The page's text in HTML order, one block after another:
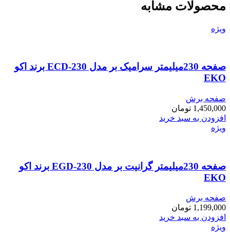
محصولات مشابه
ویژه
صفحه 230میلیمتر سرامیک بر مدل ECD-230 برند اکو
EKO
صفحه برش
1,450,000 تومان
افزودن به سبد خرید
ویژه
صفحه 230میلیمتر گرانیت بر مدل EGD-230 برند اکو
EKO
صفحه برش
1,199,000 تومان
افزودن به سبد خرید
ویژه